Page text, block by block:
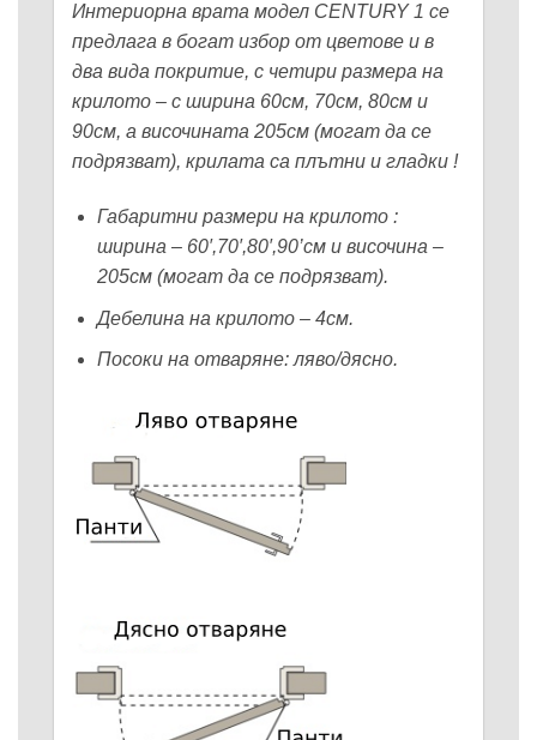
Интериорна врата модел CENTURY 1 се
предлага в богат избор от цветове и в
два вида покритие, с четири размера на
крилото – с ширина 60см, 70см, 80см и
90см, а височината 205см (могат да се
подрязват), крилата са плътни и гладки !
Габаритни размери на крилото :
ширина – 60′,70′,80′,90’см и височина –
205см (могат да се подрязват).
Дебелина на крилото – 4см.
Посоки на отваряне: ляво/дясно.